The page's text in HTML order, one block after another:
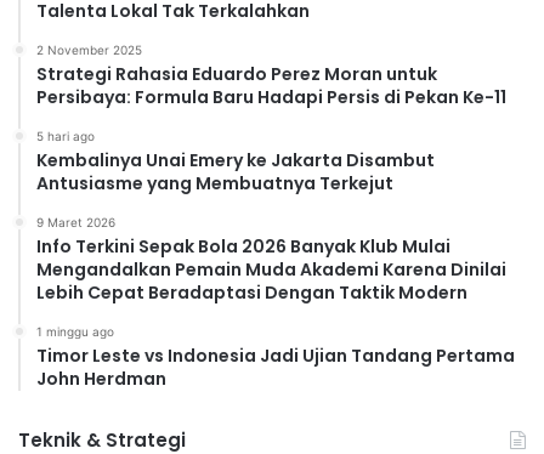
Talenta Lokal Tak Terkalahkan
2 November 2025
Strategi Rahasia Eduardo Perez Moran untuk
Persibaya: Formula Baru Hadapi Persis di Pekan Ke-11
5 hari ago
Kembalinya Unai Emery ke Jakarta Disambut
Antusiasme yang Membuatnya Terkejut
9 Maret 2026
Info Terkini Sepak Bola 2026 Banyak Klub Mulai
Mengandalkan Pemain Muda Akademi Karena Dinilai
Lebih Cepat Beradaptasi Dengan Taktik Modern
1 minggu ago
Timor Leste vs Indonesia Jadi Ujian Tandang Pertama
John Herdman
Teknik & Strategi